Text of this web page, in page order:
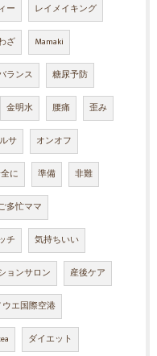
ー レイメイキング
ざ Mamaki
ランス 糖尿予防
金明水 腰痛 歪み
サ オンオフ
に 準備 非難
多忙ママ
チ 気持ちいい
ョンサロン 産後ケア
エ国際空港
ダイエット